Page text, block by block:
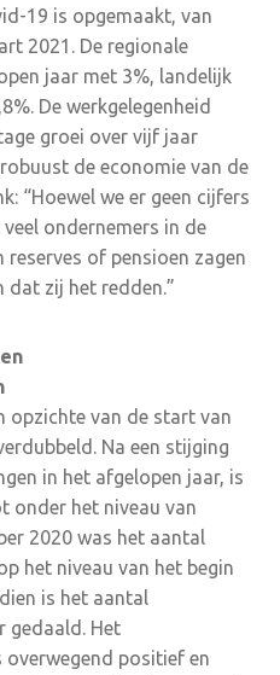
19 is opgemaakt, van
2021. De regionale
jaar met 3%, landelijk
De werkgelegenheid
groei over vijf jaar
de economie van de
“Hoewel we er geen cijfers
ondernemers in de
of pensioen zagen
dat zij het redden.”
opzichte van de start van
Na een stijging
in het afgelopen jaar, is
onder het niveau van
2020 was het aantal
het niveau van het begin
is het aantal
gedaald. Het
positief en